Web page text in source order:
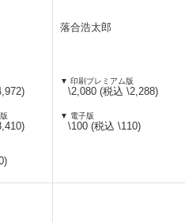
落合浩太郎
▼ 印刷プレミアム版
\2,080 (税込 \2,288)
▼ 電子版
\100 (税込 \110)